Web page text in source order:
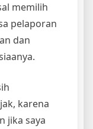
memilih
pelaporan
dan
karena
jika saya